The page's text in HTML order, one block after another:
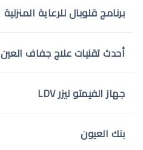
برنامج قلوبال للرعاية المنزلية
أحدث تقنيات علاج جفاف العين
جهاز الفيمتو ليزر LDV
بنك العيون